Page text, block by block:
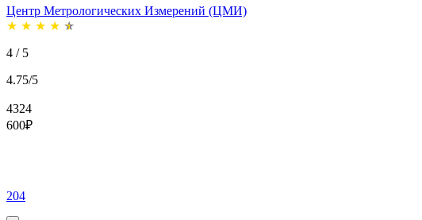
Центр Метрологических Измерений (ЦМИ)
★ ★ ★ ★ ★
4 / 5
4.75/5
4324
600₽
204